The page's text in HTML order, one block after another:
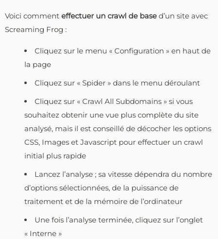
Voici comment effectuer un crawl de base d’un site avec
Screaming Frog :
Cliquez sur le menu « Configuration » en haut de
la page
Cliquez sur « Spider » dans le menu déroulant
Cliquez sur « Crawl All Subdomains » si vous
souhaitez obtenir une vue plus complète du site
analysé, mais il est conseillé de décocher les options
CSS, Images et Javascript pour effectuer un crawl
initial plus rapide
Lancez l’analyse ; sa vitesse dépendra du nombre
d’options sélectionnées, de la puissance de
traitement et de la mémoire de l’ordinateur
Une fois l’analyse terminée, cliquez sur l’onglet
« Interne »